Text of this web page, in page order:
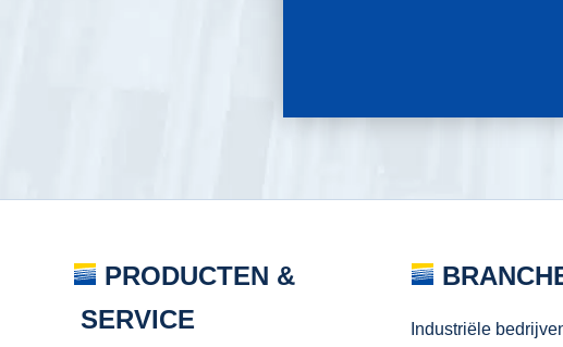
PRODUCTEN &
SERVICE
Industriële